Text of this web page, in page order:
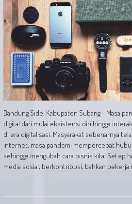
Bandung Side, Kabupaten Subang - Masa
digital dari mulai eksistensi diri hingga
di era digitalisasi. Masyarakat sebenarnya
internet, masa pandemi mempercepat
sehingga mengubah cara bisnis kita. Setiap
media sosial, berkontribusi, bahkan